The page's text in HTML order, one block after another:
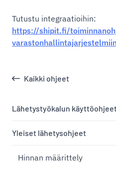
Kaikki ohjeet
Lähetystyökalun
Yleiset lähetysohjeet
Hinnan määrittely
Tutustu integraatioihin:
https://shipit.fi/